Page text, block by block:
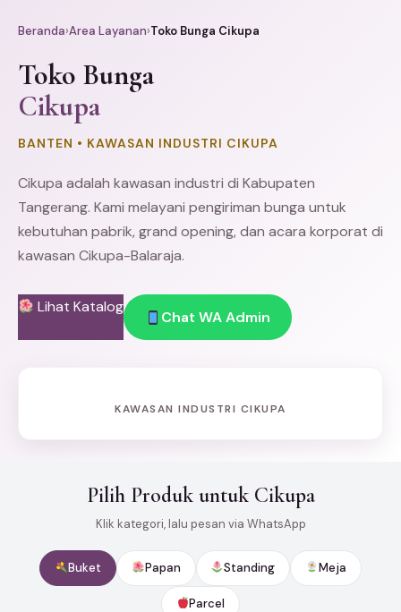
Beranda›Area Layanan›Toko Bunga Cikupa
Toko Bunga
Cikupa
BANTEN • KAWASAN INDUSTRI CIKUPA
Cikupa adalah kawasan industri di Kabupaten
Tangerang. Kami melayani pengiriman bunga untuk
kebutuhan pabrik, grand opening, dan acara korporat di
kawasan Cikupa-Balaraja.
Lihat Katalog
Chat WA Admin
KAWASAN INDUSTRI CIKUPA
Pilih Produk untuk Cikupa
Klik kategori, lalu pesan via WhatsApp
Buket Papan Standing Meja
Parcel